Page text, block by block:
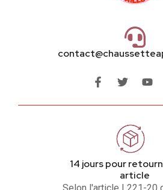
14 jours pour
article